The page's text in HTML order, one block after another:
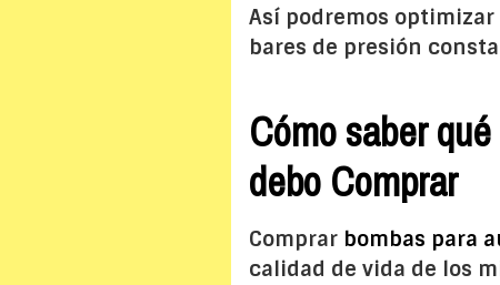
Así podremos optimizar
bares de presión
Cómo saber
debo Comprar
Comprar bombas para
calidad de vida de los